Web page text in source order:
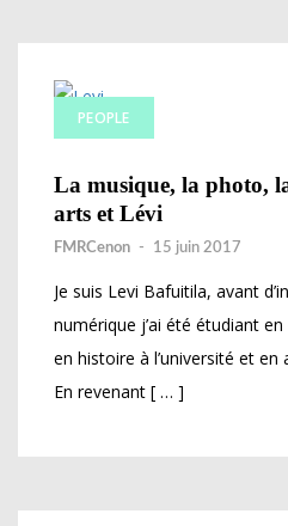
PEOPLE
La musique, la photo,
arts et Lévi
FMRCenon - 15 juin 2017
Je suis Levi Bafuitila, avant
numérique j’ai été étudiant
en histoire à l’université et
En revenant [ … ]